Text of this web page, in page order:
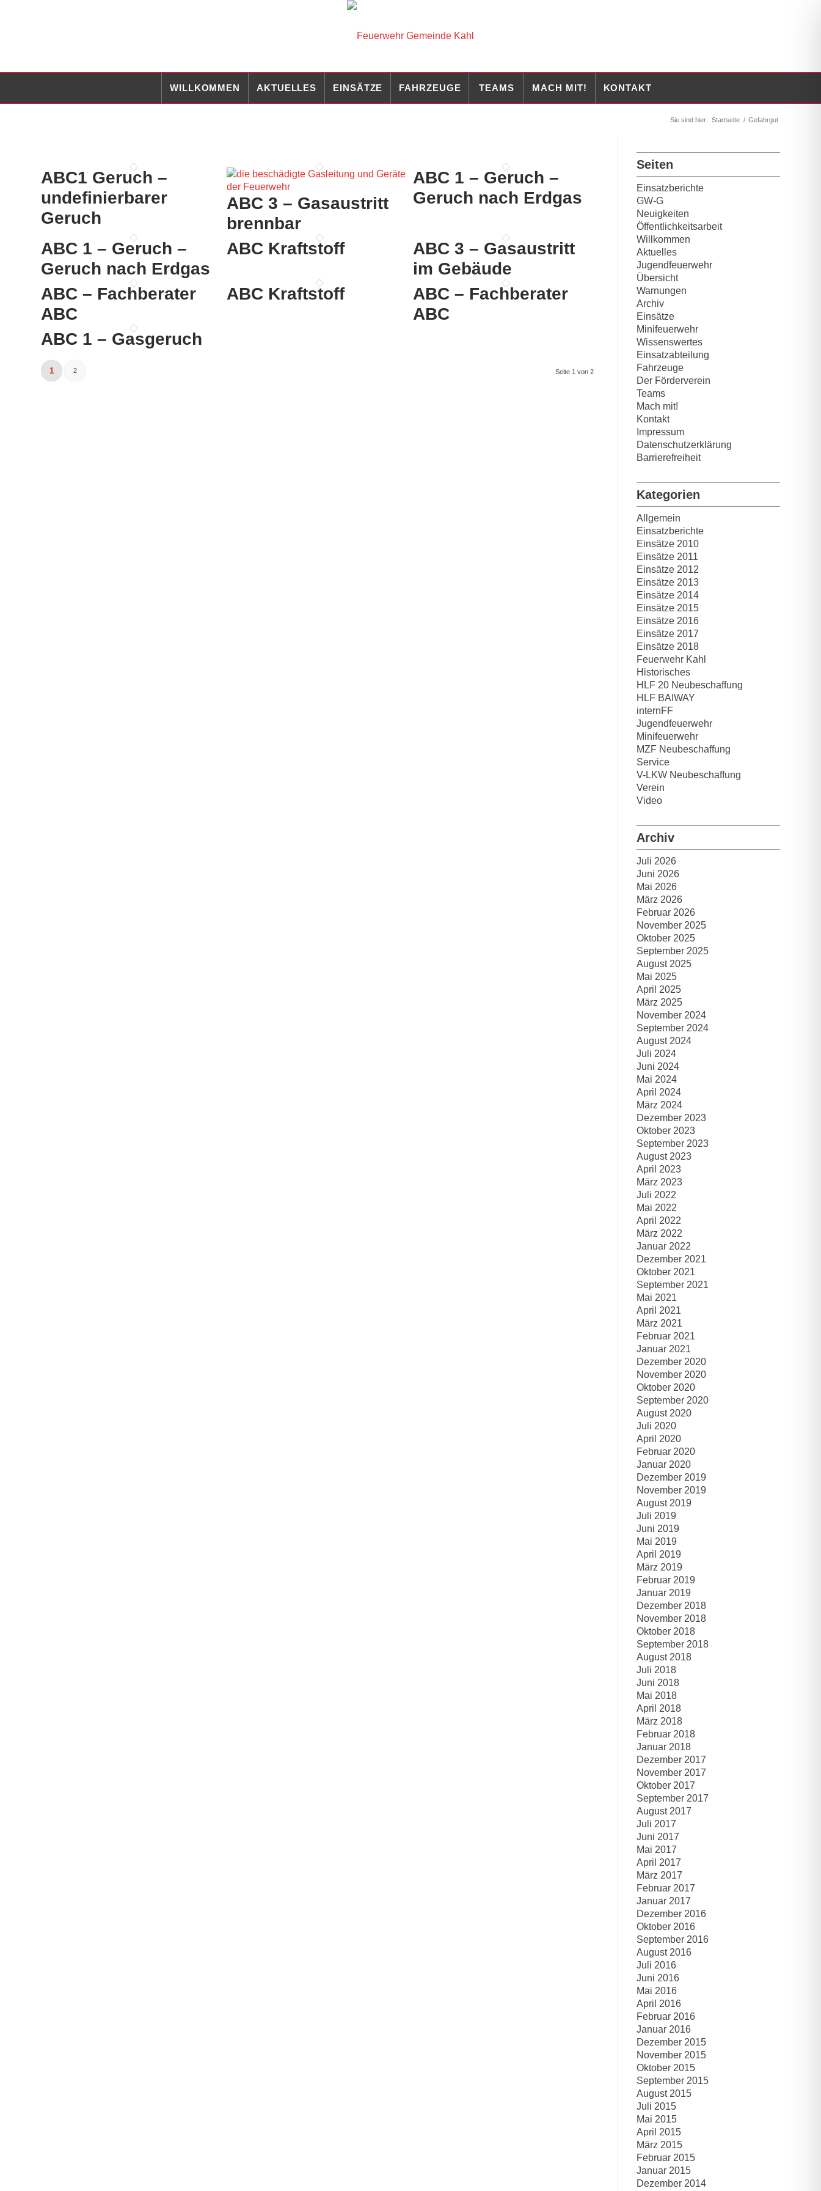
WILLKOMMEN AKTUELLES EINSÄTZE FAHRZEUGE TEAMS MACH MIT! KONTAKT
Sie sind hier: Startseite / Gefahrgut
ABC1 Geruch –
undefinierbarer
Geruch
ABC 3 – Gasaustritt
brennbar
ABC 1 – Geruch –
Geruch nach Erdgas
ABC 1 – Geruch –
Geruch nach Erdgas
ABC Kraftstoff
ABC 3 – Gasaustritt
im Gebäude
ABC – Fachberater
ABC
ABC Kraftstoff
ABC – Fachberater
ABC
ABC 1 – Gasgeruch
Seite 1 von 2
1 2
Seiten
Einsatzberichte
GW-G
Neuigkeiten
Öffentlichkeitsarbeit
Willkommen
Aktuelles
Jugendfeuerwehr
Übersicht
Warnungen
Archiv
Einsätze
Minifeuerwehr
Wissenswertes
Einsatzabteilung
Fahrzeuge
Der Förderverein
Teams
Mach mit!
Kontakt
Impressum
Datenschutzerklärung
Barrierefreiheit
Kategorien
Allgemein
Einsatzberichte
Einsätze 2010
Einsätze 2011
Einsätze 2012
Einsätze 2013
Einsätze 2014
Einsätze 2015
Einsätze 2016
Einsätze 2017
Einsätze 2018
Feuerwehr Kahl
Historisches
HLF 20 Neubeschaffung
HLF BAIWAY
internFF
Jugendfeuerwehr
Minifeuerwehr
MZF Neubeschaffung
Service
V-LKW Neubeschaffung
Verein
Video
Archiv
Juli 2026
Juni 2026
Mai 2026
März 2026
Februar 2026
November 2025
Oktober 2025
September 2025
August 2025
Mai 2025
April 2025
März 2025
November 2024
September 2024
August 2024
Juli 2024
Juni 2024
Mai 2024
April 2024
März 2024
Dezember 2023
Oktober 2023
September 2023
August 2023
April 2023
März 2023
Juli 2022
Mai 2022
April 2022
März 2022
Januar 2022
Dezember 2021
Oktober 2021
September 2021
Mai 2021
April 2021
März 2021
Februar 2021
Januar 2021
Dezember 2020
November 2020
Oktober 2020
September 2020
August 2020
Juli 2020
April 2020
Februar 2020
Januar 2020
Dezember 2019
November 2019
August 2019
Juli 2019
Juni 2019
Mai 2019
April 2019
März 2019
Februar 2019
Januar 2019
Dezember 2018
November 2018
Oktober 2018
September 2018
August 2018
Juli 2018
Juni 2018
Mai 2018
April 2018
März 2018
Februar 2018
Januar 2018
Dezember 2017
November 2017
Oktober 2017
September 2017
August 2017
Juli 2017
Juni 2017
Mai 2017
April 2017
März 2017
Februar 2017
Januar 2017
Dezember 2016
Oktober 2016
September 2016
August 2016
Juli 2016
Juni 2016
Mai 2016
April 2016
Februar 2016
Januar 2016
Dezember 2015
November 2015
Oktober 2015
September 2015
August 2015
Juli 2015
Mai 2015
April 2015
März 2015
Februar 2015
Januar 2015
Dezember 2014